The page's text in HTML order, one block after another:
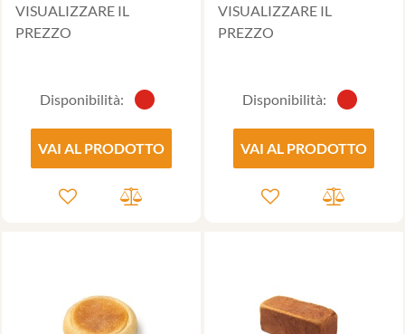
VISUALIZZARE IL
PREZZO
Disponibilità:
VAI AL PRODOTTO
VISUALIZZARE IL
PREZZO
Disponibilità:
VAI AL PRODOTTO